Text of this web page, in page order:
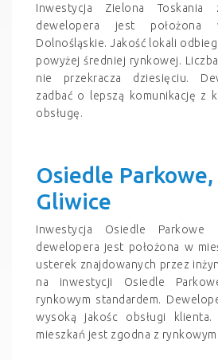
Inwestycja Zielona Toskania
dewelopera jest położona
Dolnośląskie. Jakość lokali
powyżej średniej rynkowej.
nie przekracza dziesięciu.
zadbać o lepszą komunikację z
obsługę.
Osiedle Parkowe,
Gliwice
Inwestycja Osiedle Parkowe
dewelopera jest położona w
usterek znajdowanych przez
na inwestycji Osiedle
rynkowym standardem.
wysoką jakośc obsługi klienta.
mieszkań jest zgodna z